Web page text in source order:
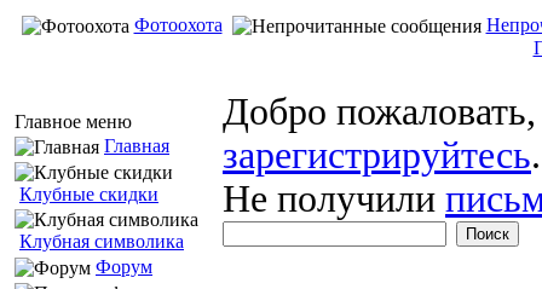
Фотоохота
Главное меню
Главная
Клубные скидки
Клубная символика
Форум
Добро
зарегистрируйтесь.
Не получили